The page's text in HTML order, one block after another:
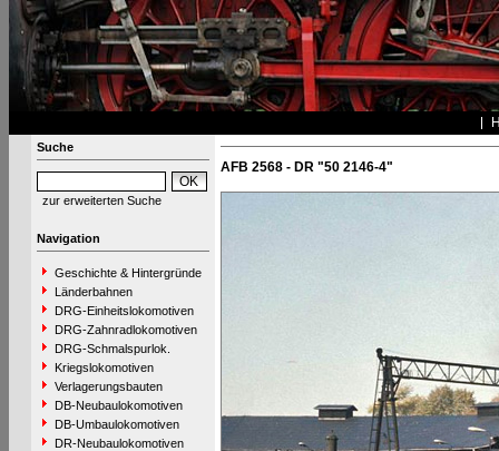
Suche
zur erweiterten Suche
Navigation
Geschichte & Hintergründe
Länderbahnen
DRG-Einheitslokomotiven
DRG-Zahnradlokomotiven
DRG-Schmalspurlok.
Kriegslokomotiven
Verlagerungsbauten
DB-Neubaulokomotiven
DB-Umbaulokomotiven
DR-Neubaulokomotiven
AFB 2568 - DR "50 2146-4"